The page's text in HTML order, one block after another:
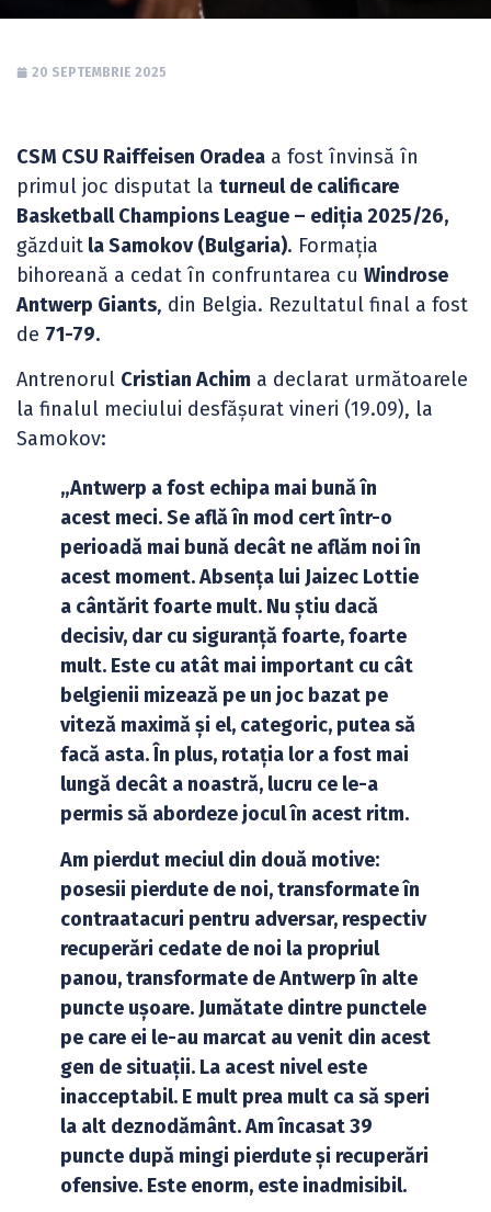
20 SEPTEMBRIE 2025
CSM CSU Raiffeisen Oradea a fost învinsă în
primul joc disputat la turneul de calificare
Basketball Champions League – ediția 2025/26,
găzduit la Samokov (Bulgaria). Formația
bihoreană a cedat în confruntarea cu Windrose
Antwerp Giants, din Belgia. Rezultatul final a fost
de 71-79.
Antrenorul Cristian Achim a declarat următoarele
la finalul meciului desfășurat vineri (19.09), la
Samokov:
„Antwerp a fost echipa mai bună în
acest meci. Se află în mod cert într-o
perioadă mai bună decât ne aflăm noi în
acest moment. Absența lui Jaizec Lottie
a cântărit foarte mult. Nu știu dacă
decisiv, dar cu siguranță foarte, foarte
mult. Este cu atât mai important cu cât
belgienii mizează pe un joc bazat pe
viteză maximă și el, categoric, putea să
facă asta. În plus, rotația lor a fost mai
lungă decât a noastră, lucru ce le-a
permis să abordeze jocul în acest ritm.
Am pierdut meciul din două motive:
posesii pierdute de noi, transformate în
contraatacuri pentru adversar, respectiv
recuperări cedate de noi la propriul
panou, transformate de Antwerp în alte
puncte ușoare. Jumătate dintre punctele
pe care ei le-au marcat au venit din acest
gen de situații. La acest nivel este
inacceptabil. E mult prea mult ca să speri
la alt deznodământ. Am încasat 39
puncte după mingi pierdute și recuperări
ofensive. Este enorm, este inadmisibil.